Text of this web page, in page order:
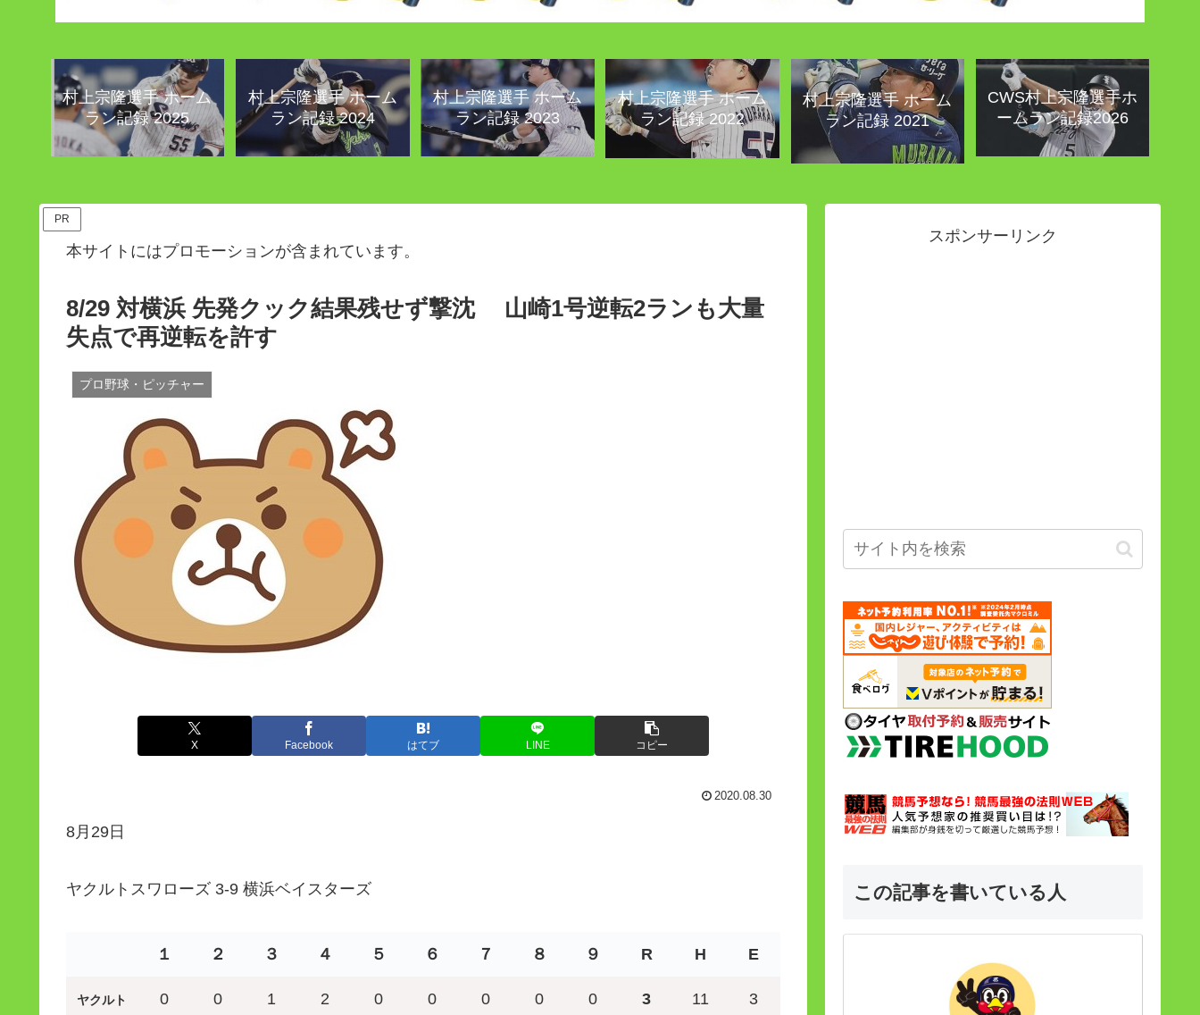
村上宗隆選手 ホーム
ラン記録 2025
村上宗隆選手 ホーム
ラン記録 2024
村上宗隆選手 ホーム
ラン記録 2023
村上宗隆選手 ホーム
ラン記録 2022
村上宗隆選手 ホーム
ラン記録 2021
CWS村上宗隆選手ホ
ームラン記録2026
PR
本サイトにはプロモーションが含まれています。
8/29 対横浜 先発クック結果残せず撃沈 山崎1号逆転2ランも大量
失点で再逆転を許す
プロ野球・ピッチャー
X Facebook はてブ LINE コピー
2020.08.30
8月29日
ヤクルトスワローズ 3-9 横浜ベイスターズ
１ ２ ３ ４ ５ ６ ７ ８ ９ R H E
ヤクルト 0 0 1 2 0 0 0 0 0 3 11 3
スポンサーリンク
この記事を書いている人